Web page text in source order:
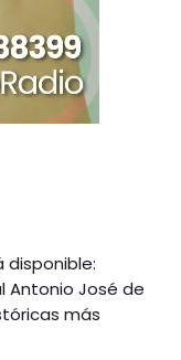
disponible:
Antonio José de
más